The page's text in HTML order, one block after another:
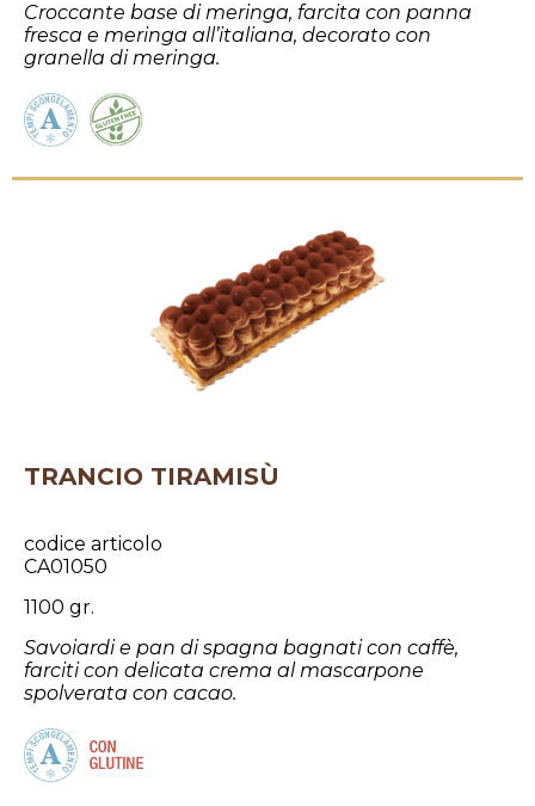
Croccante base di meringa, farcita con panna
fresca e meringa all’italiana, decorato con
granella di meringa.
TRANCIO TIRAMISÙ
codice articolo
CA01050
1100 gr.
Savoiardi e pan di spagna bagnati con caffè,
farciti con delicata crema al mascarpone
spolverata con cacao.